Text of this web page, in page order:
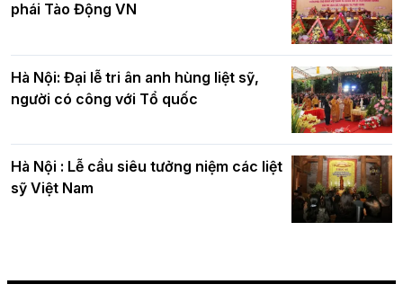
phái Tào Động VN
Hà Nội: Đại lễ tri ân anh hùng liệt sỹ,
người có công với Tổ quốc
Hà Nội : Lễ cầu siêu tưởng niệm các liệt
sỹ Việt Nam